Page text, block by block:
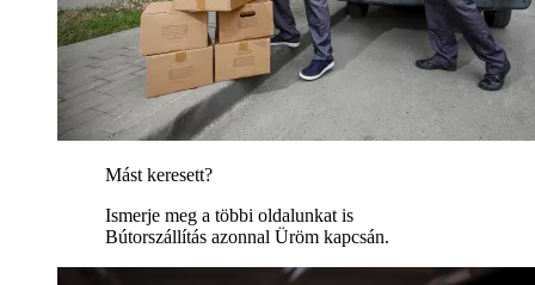
Mást keresett?
Ismerje meg a többi oldalunkat is
Bútorszállítás azonnal Üröm kapcsán.